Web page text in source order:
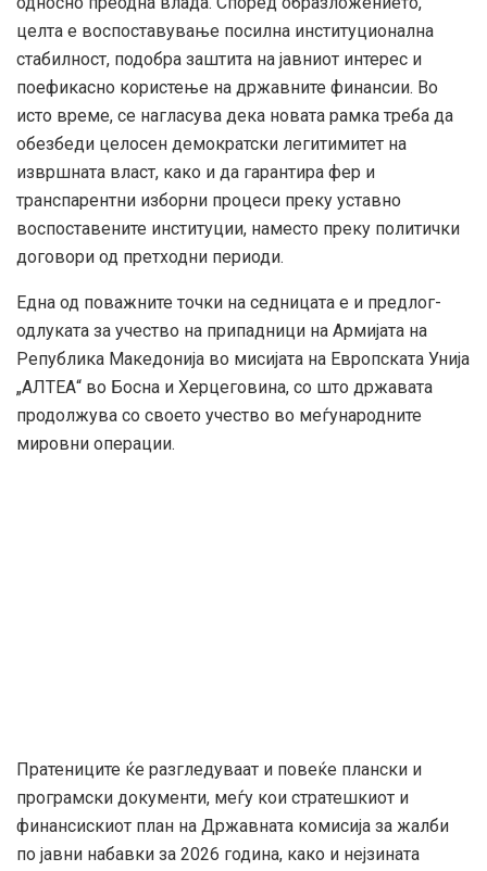
целта е воспоставување посилна институционална
стабилност, подобра заштита на јавниот интерес и
поефикасно користење на државните финансии. Во
исто време, се нагласува дека новата рамка треба да
обезбеди целосен демократски легитимитет на
извршната власт, како и да гарантира фер и
транспарентни изборни процеси преку уставно
воспоставените институции, наместо преку политички
договори од претходни периоди.
Една од поважните точки на седницата е и предлог-
одлуката за учество на припадници на Армијата на
Република Македонија во мисијата на Европската Унија
„АЛТЕА“ во Босна и Херцеговина, со што државата
продолжува со своето учество во меѓународните
мировни операции.
Пратениците ќе разгледуваат и повеќе плански и
програмски документи, меѓу кои стратешкиот и
финансискиот план на Државната комисија за жалби
по јавни набавки за 2026 година, како и нејзината